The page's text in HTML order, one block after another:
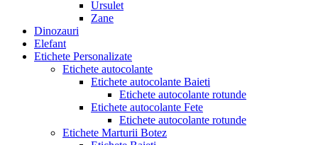
Ursulet
Zane
Dinozauri
Elefant
Etichete Personalizate
Etichete autocolante
Etichete autocolante Baieti
Etichete autocolante rotunde
Etichete autocolante Fete
Etichete autocolante rotunde
Etichete Marturii Botez